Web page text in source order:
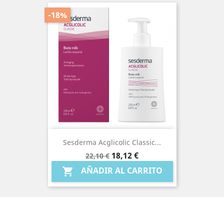
Sesderma Acglicolic Classic...
Precio
base
22,10 €
-18%
Precio
18,12 €
 AÑADIR AL CARRITO